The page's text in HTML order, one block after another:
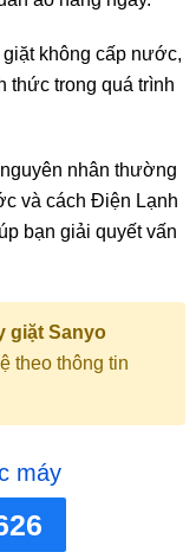
giặt không cấp nước,
thức trong quá trình
nhân thường
và cách Điện Lạnh
bạn giải quyết vấn
giặt Sanyo
theo thông tin
máy